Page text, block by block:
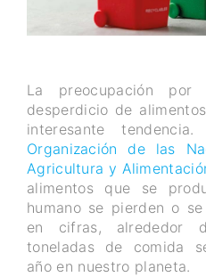
La preocupación
desperdicio de
interesante
Organización de las
Agricultura y
alimentos que se
humano se pierden o
en cifras, alrededor
toneladas de comida
año en nuestro planeta.